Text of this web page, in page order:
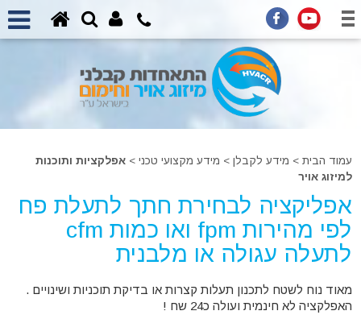
עמוד הבית > מידע לקבלן > מידע מקצועי טכני >אפלקציות ותוכנות
למיזוג אויר
אפליקציה לבחירת חתך לתעלת פח
לפי מהירות fpm ואו כמות cfm
לתעלה עגולה או מלבנית
מאוד נוח לשטח לתכנון תעלות קצרות או בדיקת תוכניות ושינויים .
האפלקציה לא חינמית ועולה כ24 שח !